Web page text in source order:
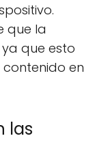
que la
que esto
en
las